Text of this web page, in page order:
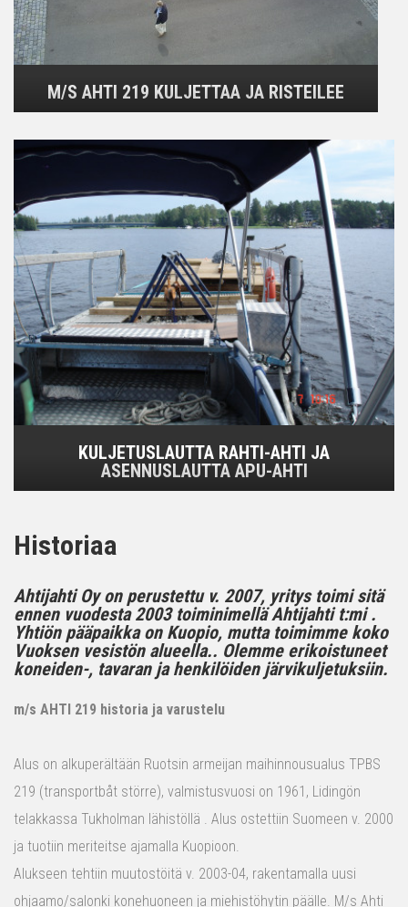
M/S AHTI 219 KULJETTAA JA RISTEILEE
KULJETUSLAUTTA RAHTI-AHTI JA
ASENNUSLAUTTA APU-AHTI
Historiaa
Ahtijahti Oy on perustettu v. 2007, yritys toimi sitä
ennen vuodesta 2003 toiminimellä Ahtijahti t:mi .
Yhtiön pääpaikka on Kuopio, mutta toimimme koko
Vuoksen vesistön alueella.. Olemme erikoistuneet
koneiden-, tavaran ja henkilöiden järvikuljetuksiin.
m/s AHTI 219 historia ja varustelu
Alus on alkuperältään Ruotsin armeijan maihinnousualus TPBS
219 (transportbåt större), valmistusvuosi on 1961, Lidingön
telakkassa Tukholman lähistöllä . Alus ostettiin Suomeen v. 2000
ja tuotiin meriteitse ajamalla Kuopioon.
Alukseen tehtiin muutostöitä v. 2003-04, rakentamalla uusi
ohjaamo/salonki konehuoneen ja miehistöhytin päälle. M/s Ahti